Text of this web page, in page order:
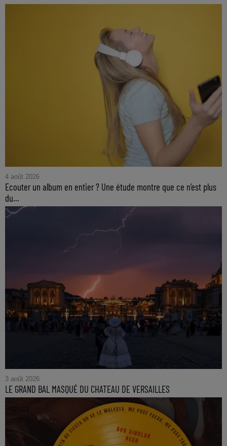
4 août 2026
Ecouter un album en entier ? Une étude montre que ce n’est plus
du...
3 août 2026
LE GRAND BAL MASQUÉ DU CHATEAU DE VERSAILLES